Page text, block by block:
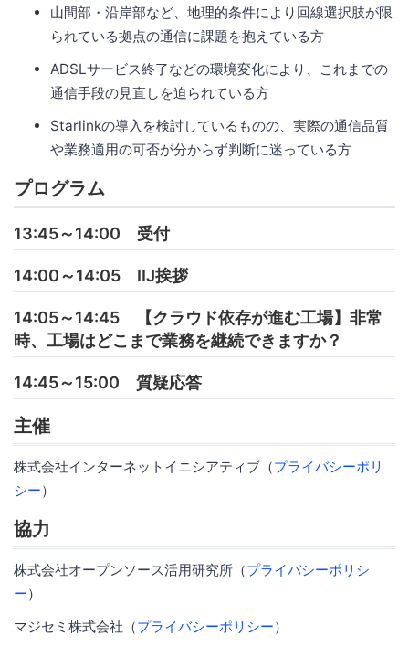
山間部・沿岸部など、地理的条件により回線選択肢が限
られている拠点の通信に課題を抱えている方
ADSLサービス終了などの環境変化により、これまでの
通信手段の見直しを迫られている方
Starlinkの導入を検討しているものの、実際の通信品質
や業務適用の可否が分からず判断に迷っている方
プログラム
13:45～14:00 受付
14:00～14:05 IIJ挨拶
14:05～14:45 【クラウド依存が進む工場】非常
時、工場はどこまで業務を継続できますか？
14:45～15:00 質疑応答
主催
株式会社インターネットイニシアティブ（プライバシーポリ
シー）
協力
株式会社オープンソース活用研究所（プライバシーポリシ
ー）
マジセミ株式会社（プライバシーポリシー）